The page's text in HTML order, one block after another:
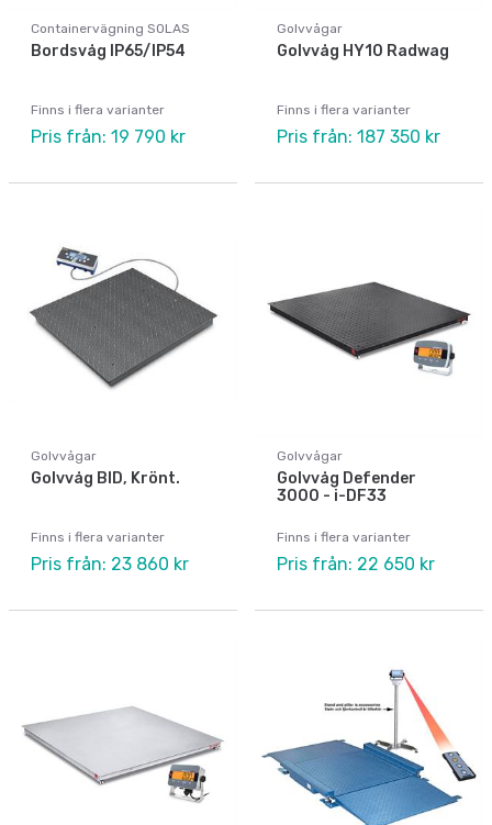
Containervägning SOLAS
Bordsvåg IP65/IP54
Finns i flera varianter
Pris från: 19 790 kr
Golvvågar
Golvvåg HY10 Radwag
Finns i flera varianter
Pris från: 187 350 kr
Golvvågar
Golvvåg BID, Krönt.
Finns i flera varianter
Pris från: 23 860 kr
Golvvågar
Golvvåg Defender
3000 - i-DF33
Finns i flera varianter
Pris från: 22 650 kr